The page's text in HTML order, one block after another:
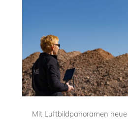
Mit Luftbildpanoramen